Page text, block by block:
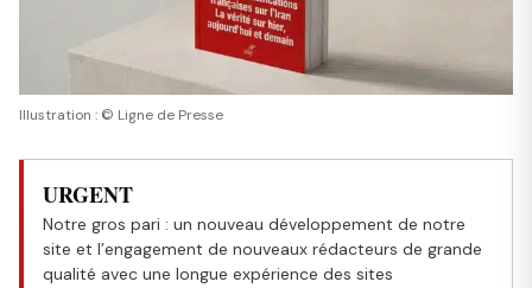
Illustration : © Ligne de Presse
URGENT
Notre gros pari : un nouveau développement de notre
site et l’engagement de nouveaux rédacteurs de grande
qualité avec une longue expérience des sites